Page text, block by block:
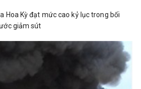
Hoa Kỳ đạt mức cao kỷ lục trong bối
giảm sút